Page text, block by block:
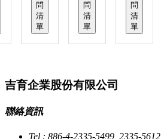
問
清
單
問
清
單
問
清
單
吉育企業股份有限公司
聯絡資訊
Tel : 886-4-2335-5499, 2335-5612